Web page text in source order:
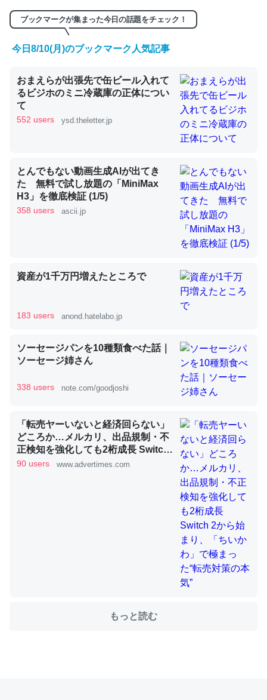
これを元に考えるとカルシウムを大量に使う脊椎動物と貝
類は苦労してるんだな…。腹足類だと殻を無くしてナメク
ジになったり努力してるし。
─ニュース :: 【研究発表】昆虫学の大問題＝「昆虫はなぜ海にいな
ウチもEchoを実家に置いて４年。でたまに覗いてる。ぼ
ちぼちRingも置こうかと画策中。あと、Googleマップで
位置情報を共有してる。電池残量や充電中かが分かるので
─たまにLINEするくらいだった遠方の父67歳と僕。ITツール導入で
コミュニケーションが劇的に変化した｜tayorini by LIFULL介護
ちょうど同じ理由でEcho Show 8を設定中でした。Prime
とかSpotifyを支払う孝行もできる。一生で親と会える残
り時間を日数にすると1週間とかの人が多いそうだけど、
─たまにLINEするくらいだった遠方の父67歳と僕。ITツール導入で
コミュニケーションが劇的に変化した｜tayorini by LIFULL介護
私も3年前ぐらいに祖母の家に設置した。ポケットWifiみ
たいなのでネット環境作ったけどAlexaしか使わないので
回線代ほとんどかからないですよ。参考：
https://toyoshi.hatenablog.com/entry/2019/05/15/1805
─たまにLINEするくらいだった遠方の父67歳と僕。ITツール導入で
ブックマークが集まった今日の話題をチェック！
今日8/10(月)のブックマーク人気記事
おまえらが出張先で缶ビール入れて
るビジホのミニ冷蔵庫の正体につい
て
552 users ysd.theletter.jp
とんでもない動画生成AIが出てき
た 無料で試し放題の「MiniMax
H3」を徹底検証 (1/5)
358 users ascii.jp
資産が1千万円増えたところで
183 users anond.hatelabo.jp
ソーセージパンを10種類食べた話｜
ソーセージ姉さん
338 users note.com/goodjoshi
「転売ヤーいないと経済回らない」
どころか…メルカリ、出品規制・不
正検知を強化しても2桁成長 Switch
2から始まり、「ちいかわ」で極ま
90 users www.advertimes.com
もっと読む